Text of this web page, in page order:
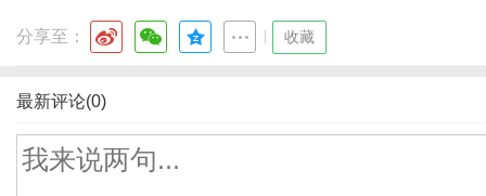
分享至： 收藏
最新评论(0)